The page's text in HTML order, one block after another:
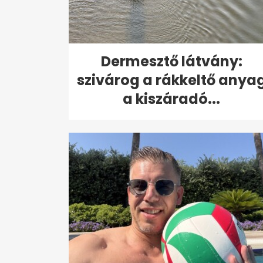
Dermesztő látvány:
szivárog a rákkeltő
a kiszáradó...